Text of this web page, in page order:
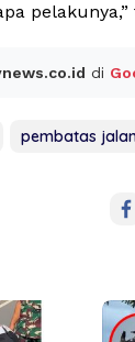
di
pembatas